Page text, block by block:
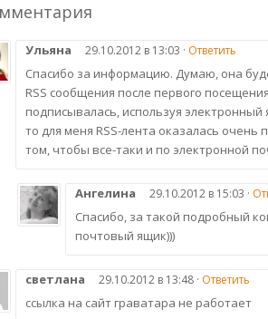
Ульяна 29.10.2012 в 13:03 · Ответить
Спасибо за информацию. Думаю, она
RSS сообщения после первого
подписывалась, используя
то для меня RSS-лента оказалась
том, чтобы все-таки и по электронной
Ангелина 29.10.2012 в 15:03 ·
Спасибо, за такой подробный
почтовый ящик)))
светлана 29.10.2012 в 13:48 · Ответить
ссылка на сайт граватара не работает